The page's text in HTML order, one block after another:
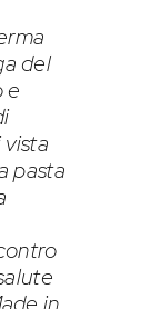
del
e
pasta